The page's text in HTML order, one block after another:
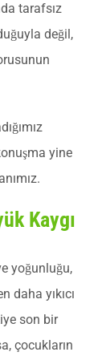
tarafsız
değil,
yine
Kaygı
yoğunluğu,
daha yıkıcı
son bir
çocukların